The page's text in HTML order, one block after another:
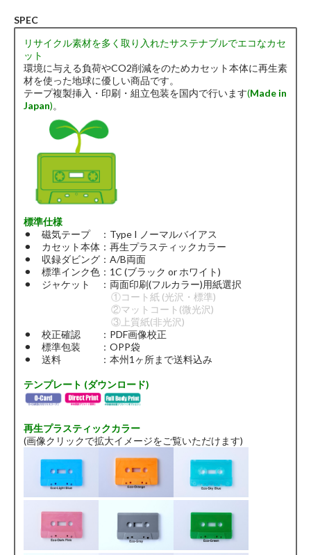
SPEC
リサイクル素材を多く取り入れたサステナブルでエコなカセ
ット
環境に与える負荷やCO2削減をのためカセット本体に再生素
材を使った地球に優しい商品です。
テープ複製挿入・印刷・組立包装を国内で行います(Made in
Japan)。
標準仕様
⚫︎ 磁気テープ ：Type I ノーマルバイアス
⚫︎ カセット本体：再生プラスティックカラー
⚫︎ 収録ダビング：A/B両面
⚫︎ 標準インク色：1C (ブラック or ホワイト)
⚫︎ ジャケット ：両面印刷(フルカラー)用紙選択
①コート紙 (光沢・標準)
②マットコート(微光沢)
③上質紙(非光沢)
⚫︎ 校正確認 ：PDF画像校正
⚫︎ 標準包装 ：OPP袋
⚫︎ 送料 ：本州1ヶ所まで送料込み
テンプレート (ダウンロード)
再生プラスティックカラー
(画像クリックで拡大イメージをご覧いただけます)